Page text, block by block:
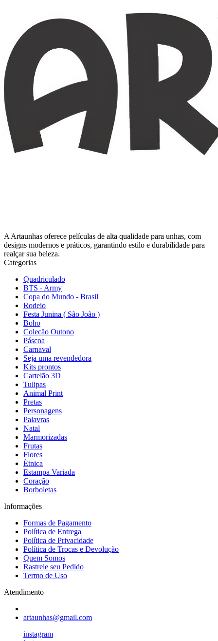
A Artaunhas oferece películas de alta qualidade para unhas, com
designs modernos e práticos, garantindo estilo e durabilidade para
realçar sua beleza.
Categorias
Quadriculado
BTS - Army
Copa do Mundo - Brasil
Rodeio
Festa Junina ( São João )
Boho
Colecão Outono
Páscoa
Carnaval
Seja uma revendedora
Kits prontos
Cartelão 3D
Tulipas
Animal Print
Pretas
Personagens
Palavras
Natal
Marmorizadas
Frutas
Flores
Étnica
Estampa Variada
Coração
Borboletas
Informações
Formas de Pagamento
Política de Entrega
Política de Privacidade
Política de Trocas e Devolução
Quem Somos
Rastreie seu Pedido
Termo de Uso
Atendimento
artaunhas@gmail.com
instagram